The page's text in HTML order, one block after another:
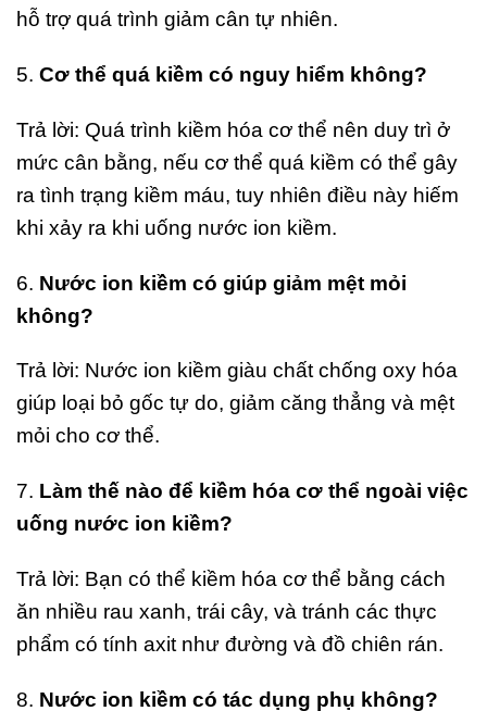
hỗ trợ quá trình giảm cân tự nhiên.
5. Cơ thể quá kiềm có nguy hiểm không?
Trả lời: Quá trình kiềm hóa cơ thể nên duy trì ở
mức cân bằng, nếu cơ thể quá kiềm có thể gây
ra tình trạng kiềm máu, tuy nhiên điều này hiếm
khi xảy ra khi uống nước ion kiềm.
6. Nước ion kiềm có giúp giảm mệt mỏi
không?
Trả lời: Nước ion kiềm giàu chất chống oxy hóa
giúp loại bỏ gốc tự do, giảm căng thẳng và mệt
mỏi cho cơ thể.
7. Làm thế nào để kiềm hóa cơ thể ngoài việc
uống nước ion kiềm?
Trả lời: Bạn có thể kiềm hóa cơ thể bằng cách
ăn nhiều rau xanh, trái cây, và tránh các thực
phẩm có tính axit như đường và đồ chiên rán.
8. Nước ion kiềm có tác dụng phụ không?